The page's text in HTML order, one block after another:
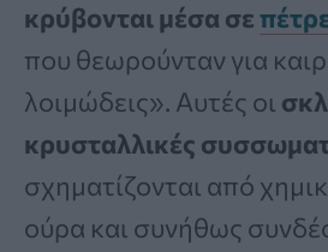
κρύβονται μέσα σε
που θεωρούνταν για
λοιμώδεις». Αυτές οι
κρυσταλλικές
σχηματίζονται από
ούρα και συνήθως